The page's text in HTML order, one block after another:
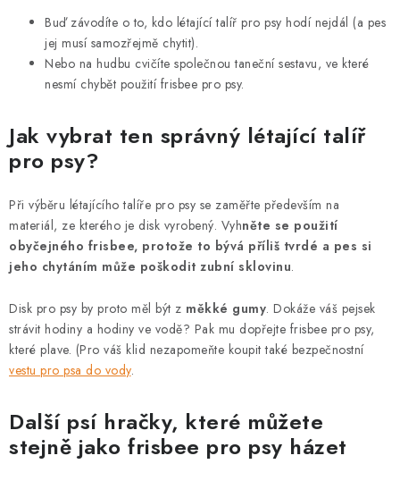
ý
p
i
s
u
Buď závodíte o to, kdo létající talíř pro psy hodí nejdál (a pes
jej musí samozřejmě chytit).
Nebo na hudbu cvičíte společnou taneční sestavu, ve které
nesmí chybět použití frisbee pro psy.
Jak vybrat ten správný létající talíř
pro psy?
Při výběru létajícího talíře pro psy se zaměřte především na
materiál, ze kterého je disk vyrobený. Vyhněte se použití
obyčejného frisbee, protože to bývá příliš tvrdé a pes si
jeho chytáním může poškodit zubní sklovinu.
Disk pro psy by proto měl být z měkké gumy. Dokáže váš pejsek
strávit hodiny a hodiny ve vodě? Pak mu dopřejte frisbee pro psy,
které plave. (Pro váš klid nezapomeňte koupit také bezpečnostní
vestu pro psa do vody.
Další psí hračky, které můžete
stejně jako frisbee pro psy házet